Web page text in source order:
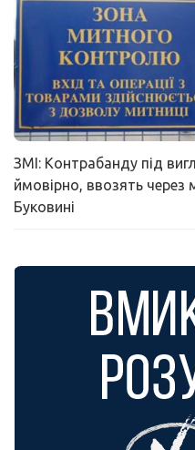
ЗМІ: Контрабанду під
ймовірно, ввозять через
Буковині